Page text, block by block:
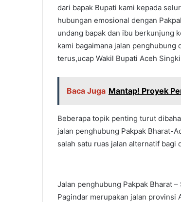
dari bapak Bupati kami kepada
hubungan emosional dengan
undang bapak dan ibu berkunjung
kami bagaimana jalan penghubung
terus,ucap Wakil Bupati Aceh
Baca Juga Mantap! Proyek
Beberapa topik penting turut
jalan penghubung Pakpak Bharat-
salah satu ruas jalan alternatif bagi
Jalan penghubung Pakpak Bharat
Pagindar merupakan jalan provinsi